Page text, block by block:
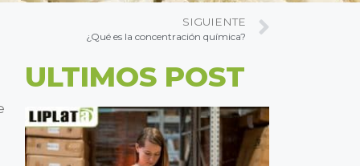
SIGUIENTE
¿Qué es la concentración química?
ULTIMOS POST